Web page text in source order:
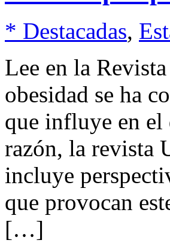
* Destacadas,
Lee en la
obesidad se ha
que influye en el
razón, la revista
incluye
que provocan
[…]